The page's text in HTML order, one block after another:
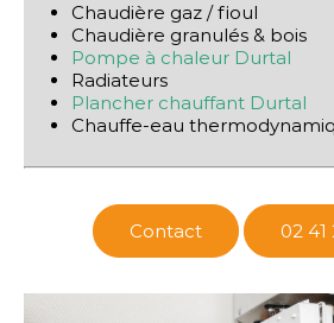
Chaudière gaz / fioul
Chaudière granulés & bois
Pompe à chaleur Durtal
Radiateurs
Plancher chauffant Durtal
Chauffe-eau
Contact 02 41